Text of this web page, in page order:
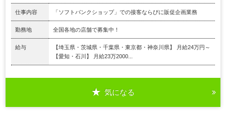
仕事内容 「ソフトバンクショップ」での接客ならびに販促企画業務
勤務地 全国各地の店舗で募集中！
給与
【埼玉県・茨城県・千葉県・東京都・神奈川県】 月給24万円～
【愛知・石川】 月給23万2000...
気になる